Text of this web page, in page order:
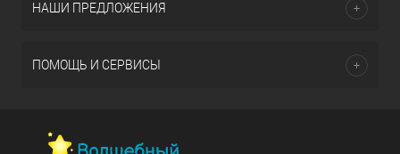
НАШИ ПРЕДЛОЖЕНИЯ
ПОМОЩЬ И СЕРВИСЫ